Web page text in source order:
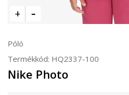
Póló
Termékkód: HQ2337-100
Nike Photo